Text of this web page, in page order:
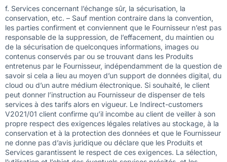
f. Services concernant l’échange sûr, la sécurisation, la
conservation, etc. – Sauf mention contraire dans la convention,
les parties confirment et conviennent que le Fournisseur n’est pas
responsable de la suppression, de l’effacement, du maintien ou
de la sécurisation de quelconques informations, images ou
contenus conservés par ou se trouvant dans les Produits
entretenus par le Fournisseur, indépendamment de la question de
savoir si cela a lieu au moyen d’un support de données digital, du
cloud ou d’un autre médium électronique. Si souhaité, le client
peut donner l’instruction au Fournisseur de dispenser de tels
services à des tarifs alors en vigueur. Le Indirect-customers
V2021/01 client confirme qu’il incombe au client de veiller à son
propre respect des exigences légales relatives au stockage, à la
conservation et à la protection des données et que le Fournisseur
ne donne pas d’avis juridique ou déclare que les Produits et
Services garantissent le respect de ces exigences. La sélection,